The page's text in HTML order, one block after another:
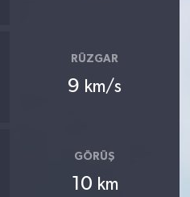
RÜZGAR
9 km/s
GÖRÜŞ
10 km